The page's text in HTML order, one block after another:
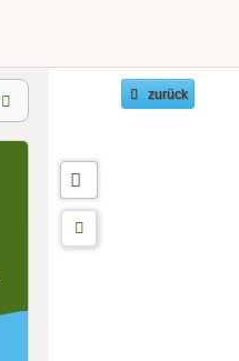
zurück